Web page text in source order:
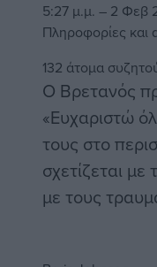
5:27 μ.μ. – 2 Φεβ
Πληροφορίες και
132 άτομα
Ο Βρετανός
«Ευχαριστώ
τους στο
σχετίζεται
με τους